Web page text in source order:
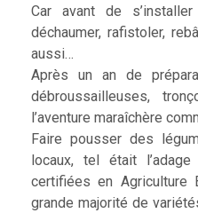
Car avant de
déchaumer, rafistoler,
aussi…
Après un an de
débroussailleuses,
l’aventure maraîchère
Faire pousser des
locaux, tel était
certifiées en Agriculture
grande majorité de